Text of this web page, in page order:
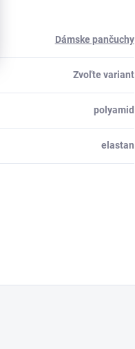
Dámske pančuchy
Zvoľte variant
polyamid
elastan